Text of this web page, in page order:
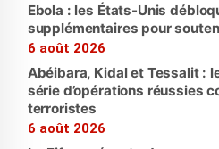
Ebola : les États-Unis
supplémentaires pour
6 août 2026
Abéibara, Kidal et Tessalit :
série d’opérations réussies
terroristes
6 août 2026